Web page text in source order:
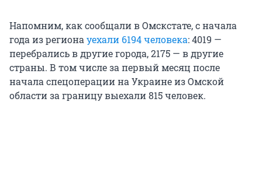
Напомним, как сообщали в Омскстате, с начала
года из региона уехали 6194 человека: 4019 —
перебрались в другие города, 2175 — в другие
страны. В том числе за первый месяц после
начала спецоперации на Украине из Омской
области за границу выехали 815 человек.